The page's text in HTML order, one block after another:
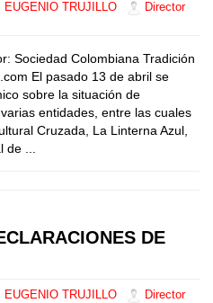
EUGENIO TRUJILLO
Director
Sociedad Colombiana Tradición
El pasado 13 de abril se
sobre la situación de
entidades, entre las cuales
Cruzada, La Linterna Azul,
...
DE
EUGENIO TRUJILLO
Director